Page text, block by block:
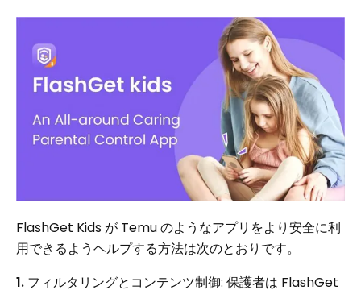
FlashGet Kids が Temu のようなアプリをより安全に利
用できるようヘルプする方法は次のとおりです。
1. フィルタリングとコンテンツ制御: 保護者は FlashGet